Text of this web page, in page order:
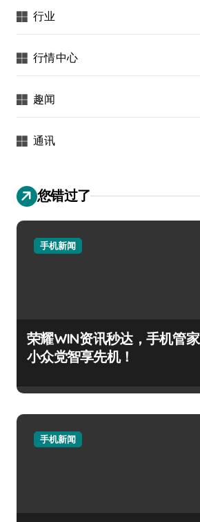
行业
行情中心
趣闻
通讯
您错过了
手机新闻
荣耀WIN资讯秒达，手机管
小众党智享先机！
手机新闻